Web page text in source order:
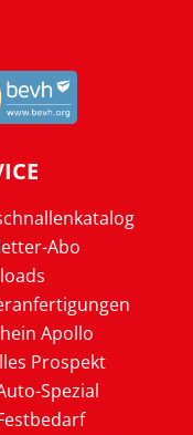
Abo
Apollo
Prospekt
Spezial